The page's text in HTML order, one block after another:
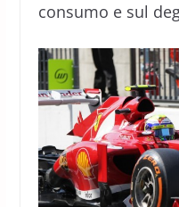
consumo e sul